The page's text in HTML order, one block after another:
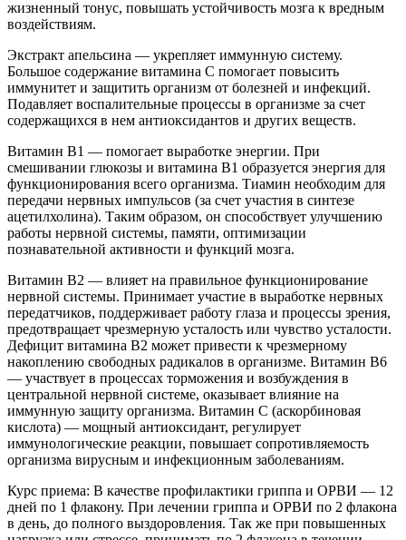
жизненный тонус, повышать устойчивость мозга к вредным
воздействиям.
Экстракт апельсина — укрепляет иммунную систему.
Большое содержание витамина C помогает повысить
иммунитет и защитить организм от болезней и инфекций.
Подавляет воспалительные процессы в организме за счет
содержащихся в нем антиоксидантов и других веществ.
Витамин В1 — помогает выработке энергии. При
смешивании глюкозы и витамина B1 образуется энергия для
функционирования всего организма. Тиамин необходим для
передачи нервных импульсов (за счет участия в синтезе
ацетилхолина). Таким образом, он способствует улучшению
работы нервной системы, памяти, оптимизации
познавательной активности и функций мозга.
Витамин В2 — влияет на правильное функционирование
нервной системы. Принимает участие в выработке нервных
передатчиков, поддерживает работу глаза и процессы зрения,
предотвращает чрезмерную усталость или чувство усталости.
Дефицит витамина B2 может привести к чрезмерному
накоплению свободных радикалов в организме. Витамин В6
— участвует в процессах торможения и возбуждения в
центральной нервной системе, оказывает влияние на
иммунную защиту организма. Витамин С (аскорбиновая
кислота) — мощный антиоксидант, регулирует
иммунологические реакции, повышает сопротивляемость
организма вирусным и инфекционным заболеваниям.
Курс приема: В качестве профилактики гриппа и ОРВИ — 12
дней по 1 флакону. При лечении гриппа и ОРВИ по 2 флакона
в день, до полного выздоровления. Так же при повышенных